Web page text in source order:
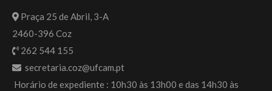
Praça 25 de Abril, 3-A
2460-396 Coz
262 544 155
secretaria.coz@ufcam.pt
Horário de expediente : 10h30 às 13h00 e das 14h30 às